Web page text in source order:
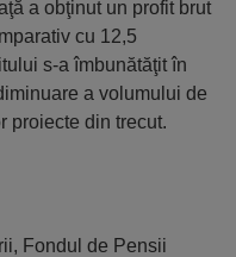
a obţinut un profit brut
cu 12,5
s-a îmbunătăţit în
a volumului de
proiecte din trecut.
Fondul de Pensii